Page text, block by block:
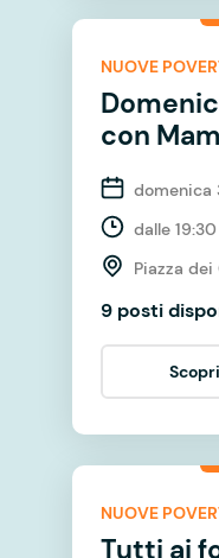
NUOVE
con
domenica
dalle
Piazza
9 posti
NUOVE
Tutti ai